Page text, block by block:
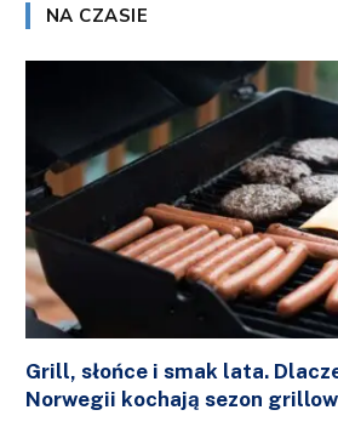
NA CZASIE
Grill, słońce i smak lata.
Norwegii kochają sezon